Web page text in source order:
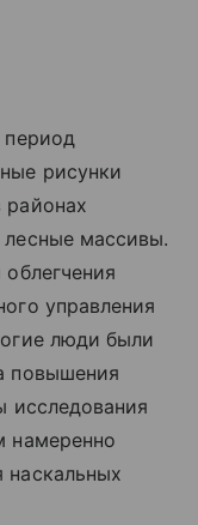
рисунки
районах
массивы.
управления
люди были
повышения
исследования
намеренно